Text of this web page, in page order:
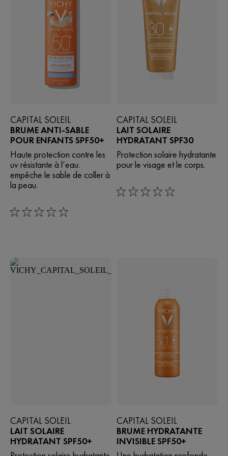
CAPITAL SOLEIL
BRUME ANTI-SABLE
POUR ENFANTS SPF50+
Haute protection contre les
uv résistante à l’eau.
empêche le sable de coller à
la peau.
0/5
CAPITAL SOLEIL
LAIT SOLAIRE
HYDRATANT SPF30
Protection solaire hydratante
pour le visage et le corps.
0/5
CAPITAL SOLEIL
LAIT SOLAIRE
HYDRATANT SPF50+
CAPITAL SOLEIL
BRUME HYDRATANTE
INVISIBLE SPF50+